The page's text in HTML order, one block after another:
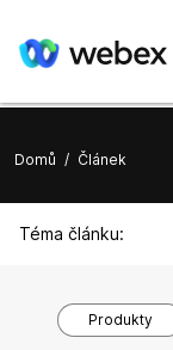
Domů / Článek
Téma článku:
Produkty